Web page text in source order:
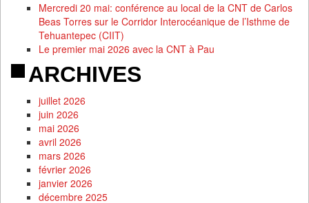
Mercredi 20 mai: conférence au local de la CNT de Carlos
Beas Torres sur le Corridor Interocéanique de l’Isthme de
Tehuantepec (CIIT)
Le premier mai 2026 avec la CNT à Pau
ARCHIVES
juillet 2026
juin 2026
mai 2026
avril 2026
mars 2026
février 2026
janvier 2026
décembre 2025